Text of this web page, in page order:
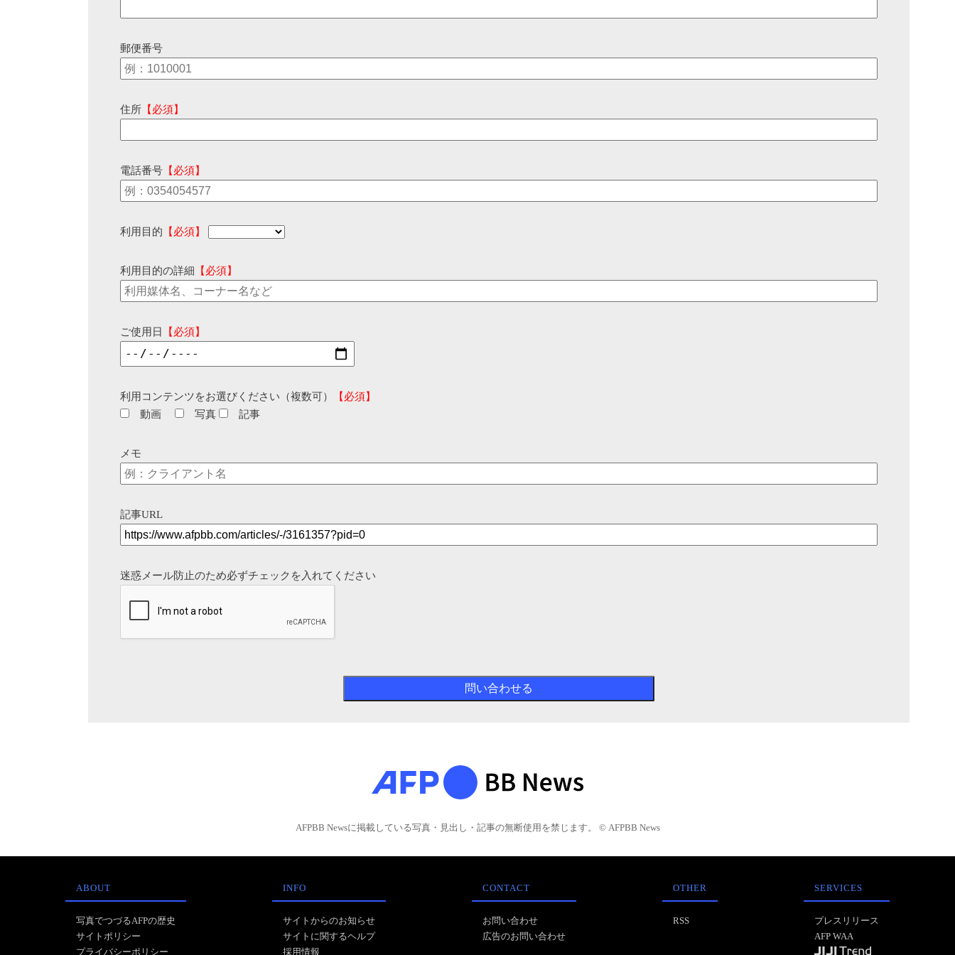
郵便番号
住所 【必須】
電話番号 【必須】
利用目的 【必須】
利用目的の詳細 【必須】
ご使用日 【必須】
利用コンテンツをお選びください（複数可）
【必須】
動画
写真 記事
メモ
記事URL
迷惑メール防止のため必ずチェックを入れてください
AFPBB Newsに掲載している写真・見出し・記事の無断使用を禁じます。 © AFPBB News
ABOUT
写真でつづるAFPの歴史
サイトポリシー
プライバシーポリシー
INFO
サイトからのお知らせ
サイトに関するヘルプ
採用情報
CONTACT
お問い合わせ
広告のお問い合わせ
OTHER
RSS
SERVICES
プレスリリース
AFP WAA